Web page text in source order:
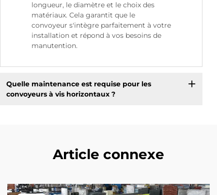
longueur, le diamètre et le choix des
matériaux. Cela garantit que le
convoyeur s'intègre parfaitement à votre
installation et répond à vos besoins de
manutention.
Quelle maintenance est requise pour les
convoyeurs à vis horizontaux ?
Article connexe